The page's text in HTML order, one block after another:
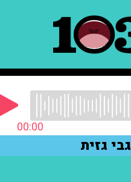
00:00
גבי גזית